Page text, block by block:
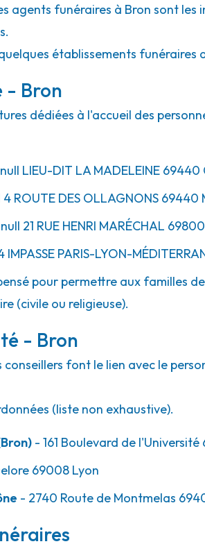
agents funéraires à Bron sont
établissements funéraires
- Bron
dédiées à l'accueil des
LIEU-DIT LA MADELEINE 69440
4 ROUTE DES OLLAGNONS 69440
21 RUE HENRI MARÉCHAL 69800
IMPASSE PARIS-LYON-
pour permettre aux familles
(civile ou religieuse).
- Bron
font le lien avec le
(liste non exhaustive).
- 161 Boulevard de
69008 Lyon
- 2740 Route de Montmelas